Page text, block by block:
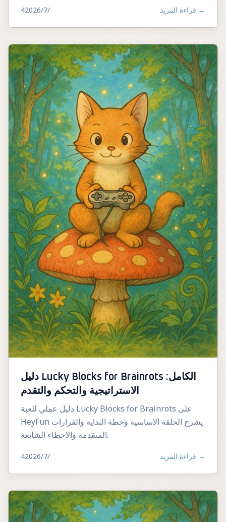
4‏/7‏/2026 قراءة المزيد →
دليل Lucky Blocks for Brainrots الكامل:
الاستراتيجية والتحكم والتقدم
دليل عملي للعبة Lucky Blocks for Brainrots على
HeyFun يشرح الحلقة الاساسية وخطة البداية والقرارات
المتقدمة والاخطاء الشائعة.
4‏/7‏/2026 قراءة المزيد →